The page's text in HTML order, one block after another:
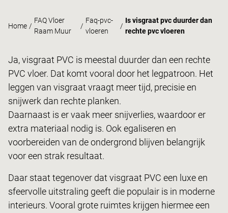
Home /
FAQ Vloer
Raam Muur
/
Faq-pvc-
vloeren
/
Is visgraat pvc duurder dan
rechte pvc vloeren
Ja, visgraat PVC is meestal duurder dan een rechte
PVC vloer. Dat komt vooral door het legpatroon. Het
leggen van visgraat vraagt meer tijd, precisie en
snijwerk dan rechte planken.
Daarnaast is er vaak meer snijverlies, waardoor er
extra materiaal nodig is. Ook egaliseren en
voorbereiden van de ondergrond blijven belangrijk
voor een strak resultaat.
Daar staat tegenover dat visgraat PVC een luxe en
sfeervolle uitstraling geeft die populair is in moderne
interieurs. Vooral grote ruimtes krijgen hiermee een